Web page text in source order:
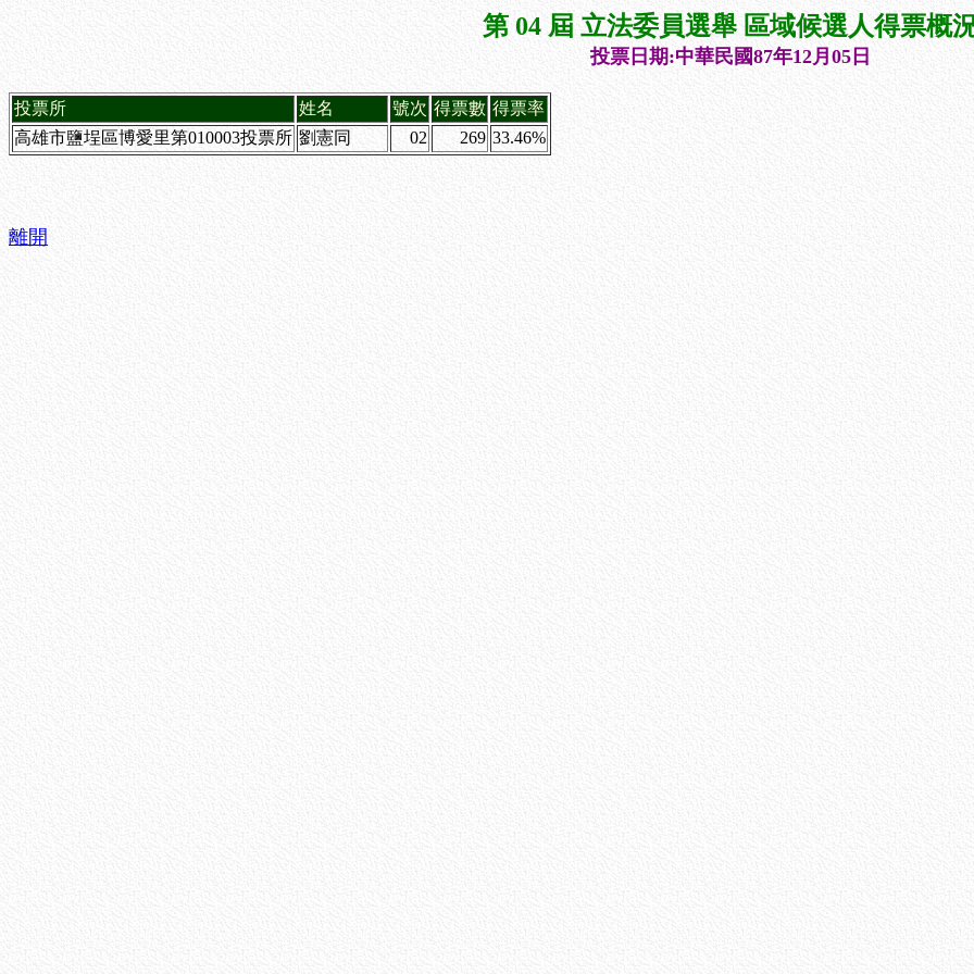
第 04 屆 立法委員選舉 區域候選人得票概
投票日期:中華民國87年12月05日
投票所 姓名 號次 得票數 得票率
高雄市鹽埕區博愛里第010003投票所 劉憲同 02 269 33.46%
離開